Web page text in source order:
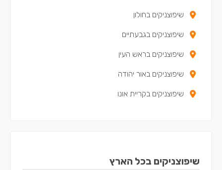
שיפוצניקים בחולון
שיפוצניקים בגבעתיים
שיפוצניקים בראש העין
שיפוצניקים באור יהודה
שיפוצניקים בקריית אונו
שיפוצניקים ביפו
שיפוצניקים בכל הארץ